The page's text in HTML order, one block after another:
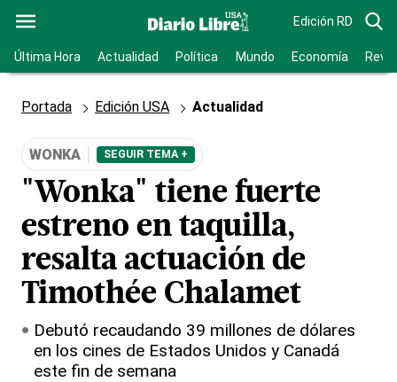
Edición RD
Última Hora Actualidad Política Mundo Economía
Portada Edición USA Actualidad
WONKA SEGUIR TEMA +
"Wonka" tiene fuerte
estreno en taquilla,
resalta actuación de
Timothée Chalamet
Debutó recaudando 39 millones de dólares
en los cines de Estados Unidos y Canadá
este fin de semana